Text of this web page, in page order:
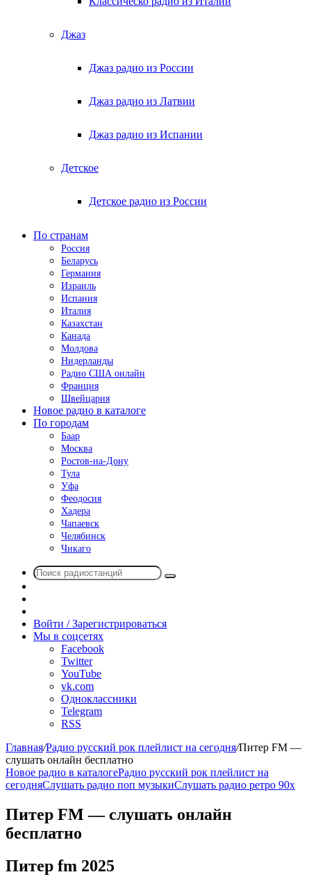
Джаз
Джаз радио из России
Джаз радио из Латвии
Джаз радио из Испании
Детское
Детское радио из России
По странам
Россия
Беларусь
Германия
Израиль
Испания
Италия
Казахстан
Канада
Молдова
Нидерланды
Радио США онлайн
Франция
Швейцария
Новое радио в каталоге
По городам
Баар
Москва
Ростов-на-Дону
Тула
Уфа
Феодосия
Хадера
Чапаевск
Челябинск
Чикаго
Поиск
радио
Войти / Зарегистрироваться
Мы в соцсетях
Facebook
Twitter
YouTube
vk.com
Одноклассники
Telegram
RSS
Главная/Радио русский рок плейлист на сегодня/Питер FM —
слушать онлайн бесплатно
Новое радио в каталогеРадио русский рок плейлист на
сегодняСлушать радио поп музыкиСлушать радио ретро 90х
Питер FM — слушать онлайн
бесплатно
Питер fm 2025